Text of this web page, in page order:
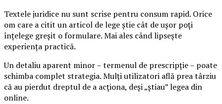
Textele juridice nu sunt scrise pentru consum rapid. Orice
om care a citit un articol de lege știe cât de ușor poți
înțelege greșit o formulare. Mai ales când lipsește
experiența practică.
Un detaliu aparent minor – termenul de prescripție – poate
schimba complet strategia. Mulți utilizatori află prea târziu
că au pierdut dreptul de a acționa, deși „știau” legea din
online.